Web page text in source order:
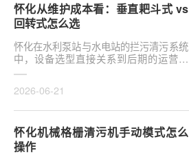
怀化从维护成本看：垂直耙斗式 vs
回转式怎么选
怀化在水利泵站与水电站的拦污清污系统
中，设备选型直接关系到后期的运营开
支。探讨从维护成本看：垂直耙斗式 vs
2026-06-21
怀化机械格栅清污机手动模式怎么
操作